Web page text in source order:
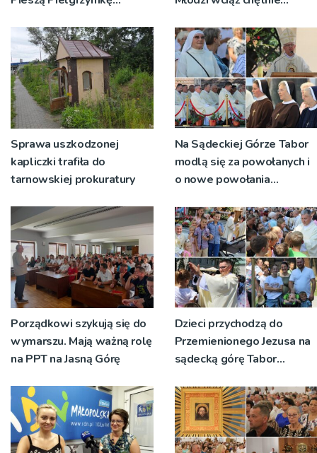
Sprawa uszkodzonej
kapliczki trafiła do
tarnowskiej prokuratury
Na Sądeckiej Górze Tabor
modlą się za powołanych i
o nowe powołania
Porządkowi szykują się do
wymarszu. Mają ważną rolę
na PPT na Jasną Górę
Dzieci przychodzą do
Przemienionego Jezusa na
sądecką górę Tabor